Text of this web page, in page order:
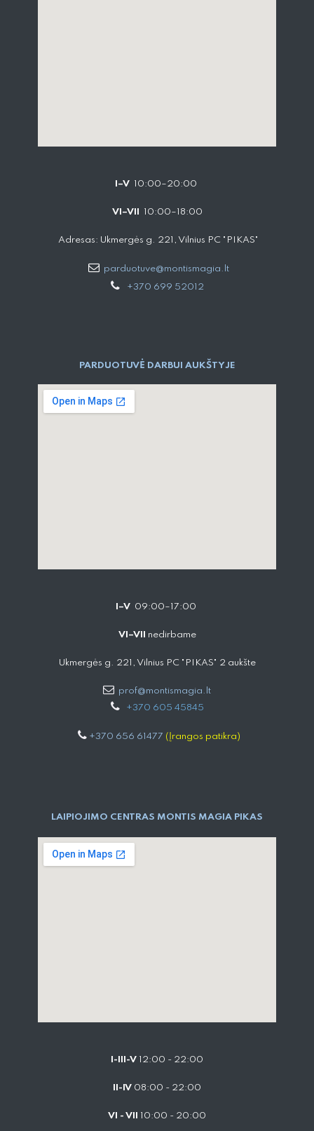
I–V 10:00–20:00
VI–VII 10:00–18:00
Adresas: Ukmergės g. 221, Vilnius PC "PIKAS"
parduotuve@montismagia.lt
+370 699 52012
PARDUOTUVĖ DARBUI AUKŠTYJE
I–V 09:00–17:00
VI–VII nedirbame
Ukmergės g. 221, Vilnius PC "PIKAS" 2 aukšte
prof@montismagia.lt
+370 605 4584​5
+370 656 61477 (Įrangos patikra)
LAIPIOJIMO CENTRAS MONTIS MAGIA PIKAS
I-III-V 12:00 - 22:00
II-IV 08:00 - 22:00
VI - VII 10:00 - 20:00